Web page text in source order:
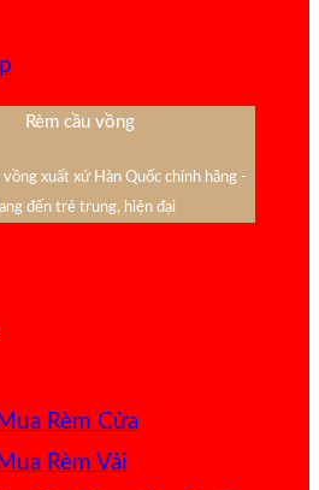
Rèm cầu vồng
vồng xuất xứ Hàn Quốc chính hãng -
đến trẻ trung, hiện đại
Rèm Cửa
Rèm Vải